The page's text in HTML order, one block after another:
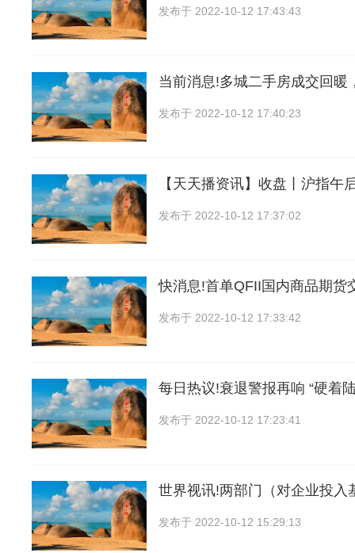
发布于 2022-10-12 17:43:43
当前消息!多城二手房成交回暖
发布于 2022-10-12 17:40:23
【天天播资讯】收盘丨沪指午
发布于 2022-10-12 17:37:02
快消息!首单QFII国内商品期货
发布于 2022-10-12 17:33:42
每日热议!衰退警报再响 “硬着
发布于 2022-10-12 17:23:41
世界视讯!两部门（对企业投入
发布于 2022-10-12 15:29:13